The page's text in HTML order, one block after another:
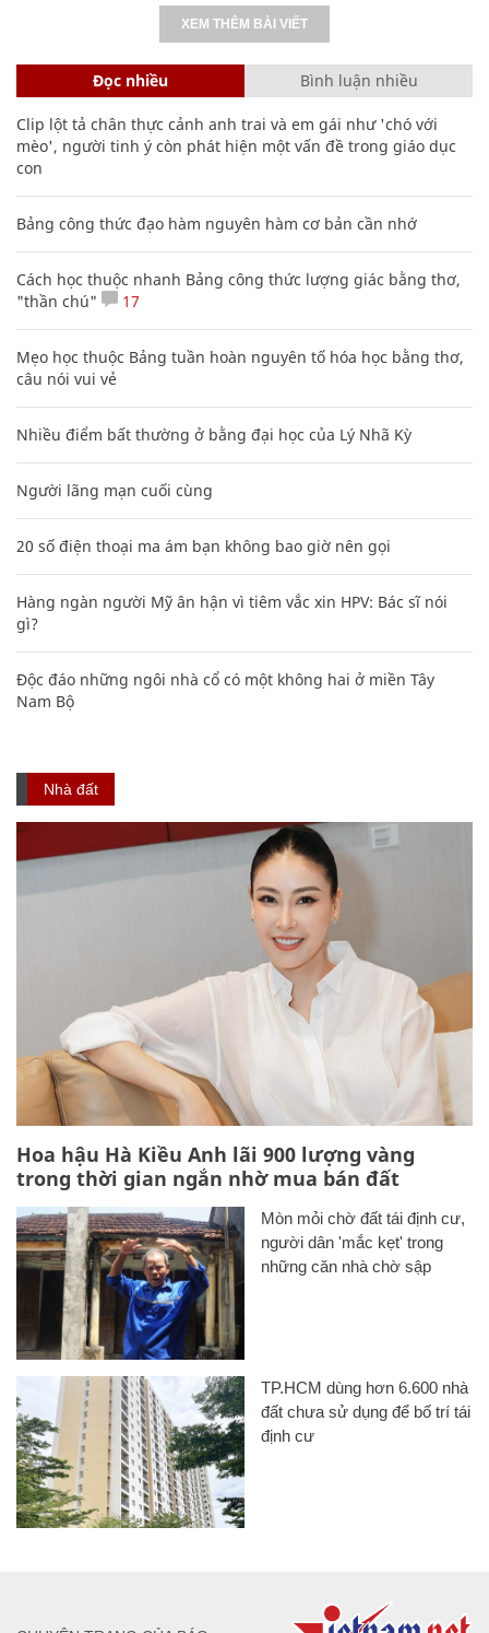
XEM THÊM BÀI VIẾT
Đọc nhiều Bình luận nhiều
Clip lột tả chân thực cảnh anh trai và em gái như 'chó với
mèo', người tinh ý còn phát hiện một vấn đề trong giáo dục
con
Bảng công thức đạo hàm nguyên hàm cơ bản cần nhớ
Cách học thuộc nhanh Bảng công thức lượng giác bằng thơ,
"thần chú"
17
Mẹo học thuộc Bảng tuần hoàn nguyên tố hóa học bằng thơ,
câu nói vui vẻ
Nhiều điểm bất thường ở bằng đại học của Lý Nhã Kỳ
Người lãng mạn cuối cùng
20 số điện thoại ma ám bạn không bao giờ nên gọi
Hàng ngàn người Mỹ ân hận vì tiêm vắc xin HPV: Bác sĩ nói
gì?
Độc đáo những ngôi nhà cổ có một không hai ở miền Tây
Nam Bộ
Nhà đất
Hoa hậu Hà Kiều Anh lãi 900 lượng vàng
trong thời gian ngắn nhờ mua bán đất
Mòn mỏi chờ đất tái định cư,
người dân 'mắc kẹt' trong
những căn nhà chờ sập
TP.HCM dùng hơn 6.600 nhà
đất chưa sử dụng để bố trí tái
định cư